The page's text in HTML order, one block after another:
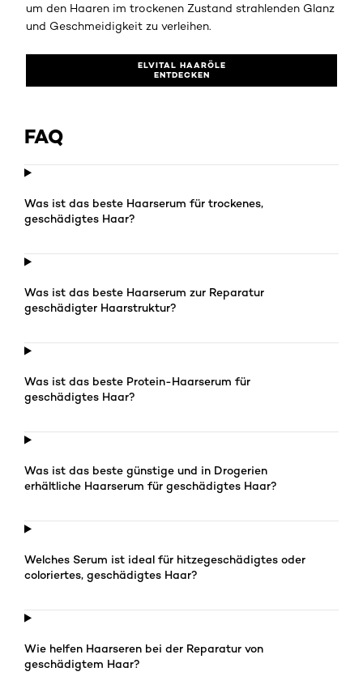
um den Haaren im trockenen Zustand strahlenden Glanz
und Geschmeidigkeit zu verleihen.
ELVITAL HAARÖLE
ENTDECKEN
FAQ
Was ist das beste Haarserum für trockenes,
geschädigtes Haar?
Was ist das beste Haarserum zur Reparatur
geschädigter Haarstruktur?
Was ist das beste Protein-Haarserum für
geschädigtes Haar?
Was ist das beste günstige und in Drogerien
erhältliche Haarserum für geschädigtes Haar?
Welches Serum ist ideal für hitzegeschädigtes oder
coloriertes, geschädigtes Haar?
Wie helfen Haarseren bei der Reparatur von
geschädigtem Haar?